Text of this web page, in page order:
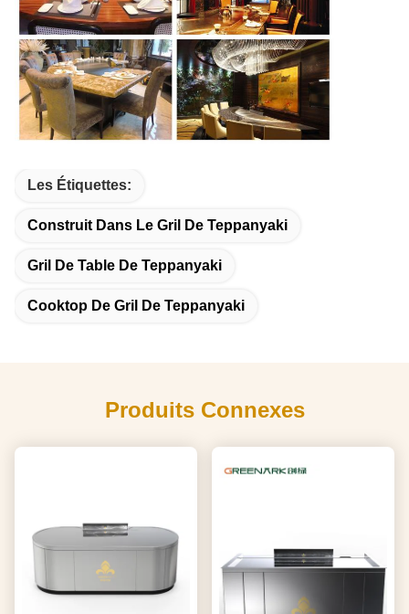
Les Étiquettes:
Construit Dans Le Gril De Teppanyaki
Gril De Table De Teppanyaki
Cooktop De Gril De Teppanyaki
Produits Connexes